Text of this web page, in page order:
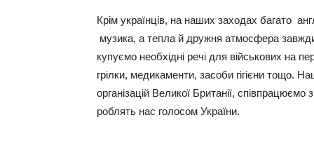
Крім українців, на наших заходах багато
музика, а тепла й дружня атмосфера
купуємо необхідні речі для військових на
грілки, медикаменти, засоби гігієни тощо.
організацій Великої Британії,
роблять нас голосом України.